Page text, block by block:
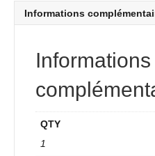
Informations
Informations
QTY
1